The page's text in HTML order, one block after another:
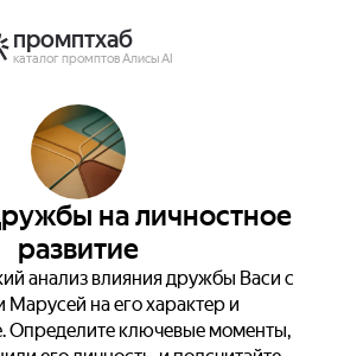
промптхаб
каталог промптов Алисы AI
на личностное
развитие
анализ влияния дружбы Васи с
Марусей на его характер и
Определите ключевые моменты,